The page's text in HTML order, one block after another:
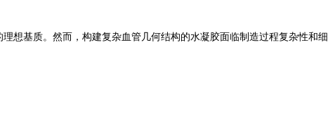
想基质。然而，构建复杂血管几何结构的水凝胶面临制造过程复杂性和细